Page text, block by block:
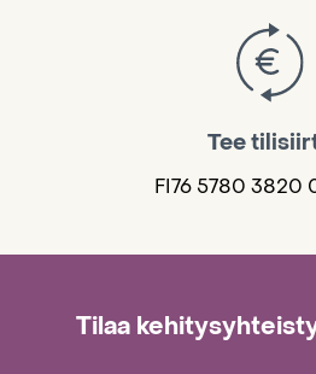
Tee
FI76 5780 3820
Tilaa